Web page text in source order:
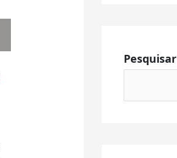
Pesquisar